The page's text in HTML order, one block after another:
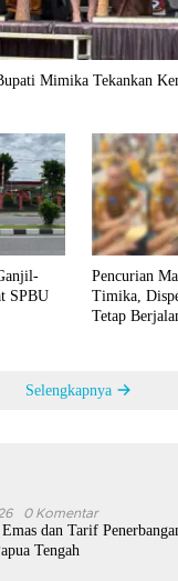
Mimika Tekankan
SPBU
Pencurian
Timika,
Tetap
Selengkapnya
0 Komentar
dan Tarif
Tengah